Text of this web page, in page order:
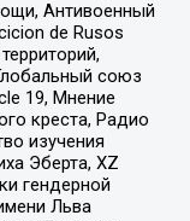
Антивоенный
de Rusos
союз
19, Мнение
креста, Радио
изучения
Эберта, XZ
гендерной
Льва